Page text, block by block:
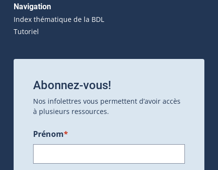
Navigation
Index thématique de la BDL
Tutoriel
Abonnez-vous!
Nos infolettres vous permettent d’avoir accès
à plusieurs ressources.
Prénom*